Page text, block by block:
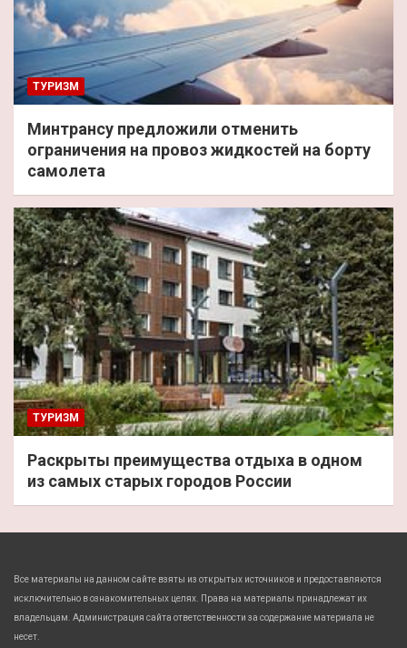
ТУРИЗМ
Минтрансу предложили отменить
ограничения на провоз жидкостей на борту
самолета
ТУРИЗМ
Раскрыты преимущества отдыха в одном
из самых старых городов России
Все материалы на данном сайте взяты из открытых источников и предоставляются
исключительно в ознакомительных целях. Права на материалы принадлежат их
владельцам. Администрация сайта ответственности за содержание материала не
несет.